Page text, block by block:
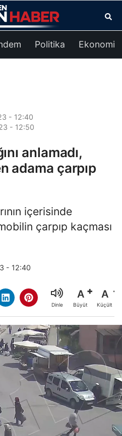
Politika Ekonomi
- 12:40
- 12:50
anlamadı,
adama çarpıp
içerisinde
çarpıp kaçması
- 12:40
Dinle
A
Büyüt
A
Küçült